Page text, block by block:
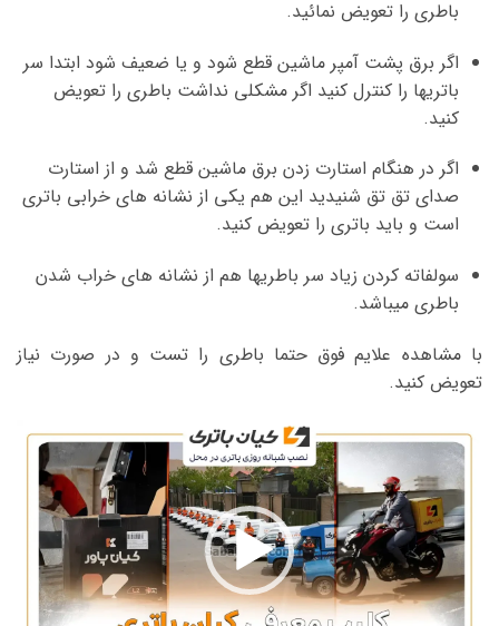
باطری را تعویض نمائید.
اگر برق پشت آمپر ماشین قطع شود و یا ضعیف شود ابتدا سر
باتریها را کنترل کنید اگر مشکلی نداشت باطری را تعویض
کنید.
اگر در هنگام استارت زدن برق ماشین قطع شد و از استارت
صدای تق تق شنیدید این هم یکی از نشانه های خرابی باتری
است و باید باتری را تعویض کنید.
سولفاته کردن زیاد سر باطریها هم از نشانه های خراب شدن
باطری میباشد.
با مشاهده علایم فوق حتما باطری را تست و در صورت نیاز
تعویض کنید.
نمایشگر
ویدیو